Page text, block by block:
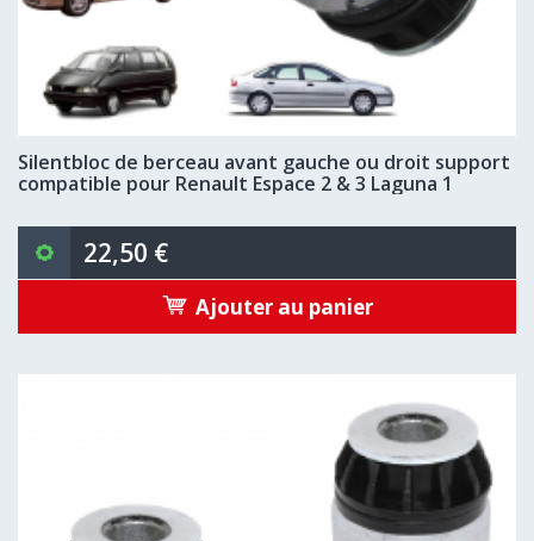
Silentbloc de berceau avant gauche ou droit support
compatible pour Renault Espace 2 & 3 Laguna 1
22,50 €
Ajouter au panier